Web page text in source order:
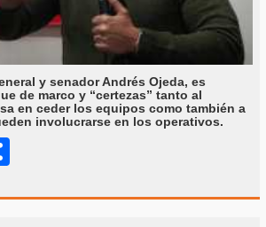
y senador Andrés Ojeda, es
de marco y “certezas” tanto al
en ceder los equipos como también a
involucrarse en los operativos.